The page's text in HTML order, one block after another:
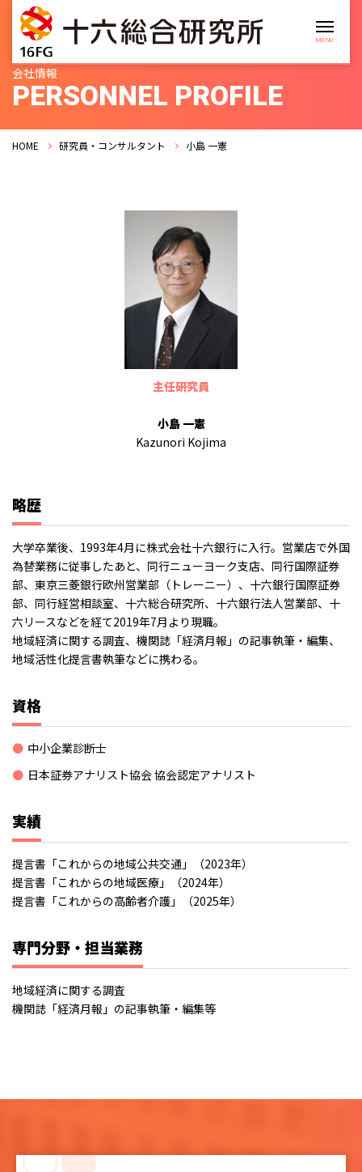
会社情報
PERSONNEL PROFILE
HOME 研究員・コンサルタント 小島 一憲
主任研究員
小島 一憲
Kazunori Kojima
略歴
大学卒業後、1993年4月に株式会社十六銀行に入行。営業店で外国
為替業務に従事したあと、同行ニューヨーク支店、同行国際証券
部、東京三菱銀行欧州営業部（トレーニー）、十六銀行国際証券
部、同行経営相談室、十六総合研究所、十六銀行法人営業部、十
六リースなどを経て2019年7月より現職。
地域経済に関する調査、機関誌「経済月報」の記事執筆・編集、
地域活性化提言書執筆などに携わる。
資格
中小企業診断士
日本証券アナリスト協会 協会認定アナリスト
実績
提言書「これからの地域公共交通」（2023年）
提言書「これからの地域医療」（2024年）
提言書「これからの高齢者介護」（2025年）
専門分野・担当業務
地域経済に関する調査
機関誌「経済月報」の記事執筆・編集等